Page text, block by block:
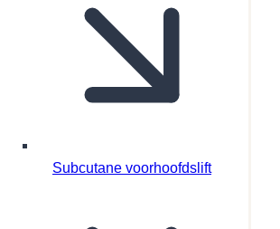
Subcutane voorhoofdslift